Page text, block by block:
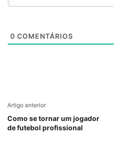
0 COMENTÁRIOS
Artigo anterior
Como se tornar um jogador
de futebol profissional